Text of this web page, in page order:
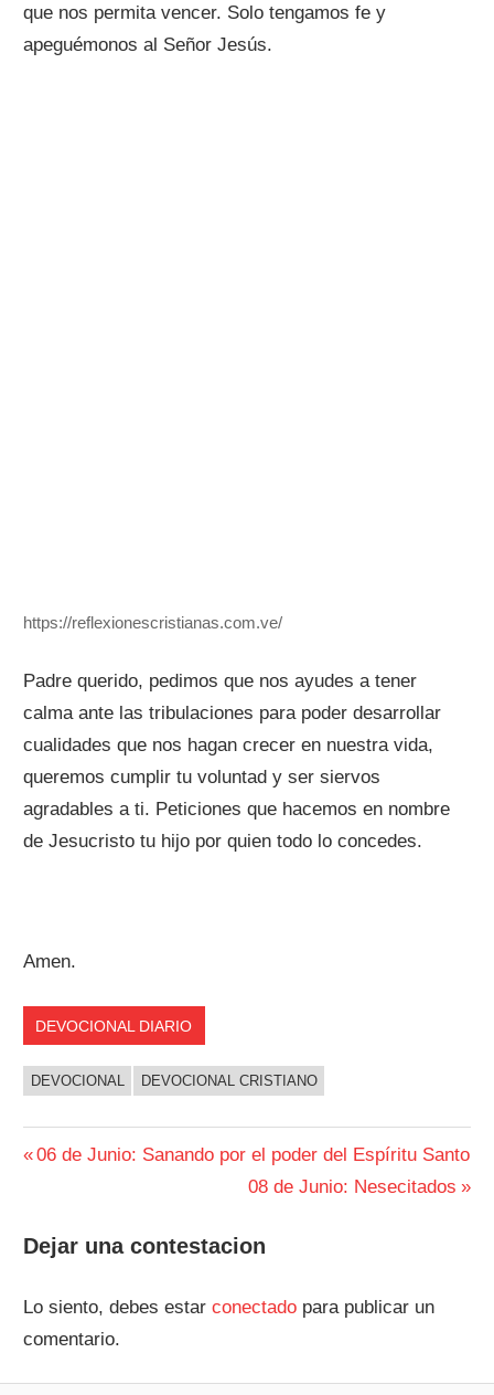
que nos permita vencer. Solo tengamos fe y
apeguémonos al Señor Jesús.
https://reflexionescristianas.com.ve/
Padre querido, pedimos que nos ayudes a tener
calma ante las tribulaciones para poder desarrollar
cualidades que nos hagan crecer en nuestra vida,
queremos cumplir tu voluntad y ser siervos
agradables a ti. Peticiones que hacemos en nombre
de Jesucristo tu hijo por quien todo lo concedes.
Amen.
DEVOCIONAL DIARIO
DEVOCIONAL DEVOCIONAL CRISTIANO
Navegación
entradas
Entrada
06 de Junio: Sanando por el poder del Espíritu Santo
Siguiente
08 de Junio: Nesecitados
Dejar una contestacion
Lo siento, debes estarconectado para publicar un
comentario.